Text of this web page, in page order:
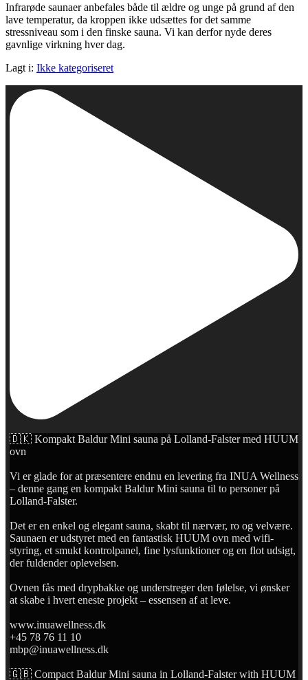
Infrarøde saunaer anbefales både til ældre og unge på grund af den
lave temperatur, da kroppen ikke udsættes for det samme
stressniveau som i den finske sauna. Vi kan derfor nyde deres
gavnlige virkning hver dag.
Lagt i: Ikke kategoriseret
🇩🇰 Kompakt Baldur Mini sauna på Lolland-Falster med HUUM
ovn
Vi er glade for at præsentere endnu en levering fra INUA Wellness
– denne gang en kompakt Baldur Mini sauna til to personer på
Lolland-Falster.
Det er en enkel og elegant sauna, skabt til nærvær, ro og velvære.
Saunaen er udstyret med en fantastisk HUUM ovn med wifi-
styring, et smukt kontrolpanel, fine lysfunktioner og en flot udsigt,
der fuldender oplevelsen.
Ovnen fås med drypbakke og understreger den følelse, vi ønsker
at skabe i hvert eneste projekt – essensen af at leve.
www.inuawellness.dk
+45 78 76 11 10
mbp@inuawellness.dk
🇬🇧 Compact Baldur Mini sauna in Lolland-Falster with HUUM